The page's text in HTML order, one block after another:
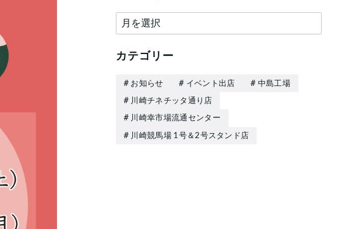
ア
ー
カ
ブ
カテゴリー
お知らせ イベント出店 中島工場
川崎チネチッタ通り店
川崎幸市場流通センター
川崎競馬場 1号＆2号スタンド店